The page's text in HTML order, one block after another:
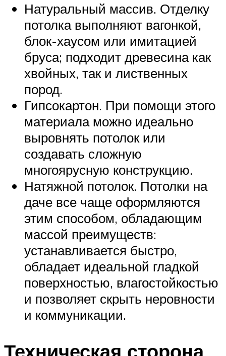
Натуральный массив. Отделку
потолка выполняют вагонкой,
блок-хаусом или имитацией
бруса; подходит древесина как
хвойных, так и лиственных
пород.
Гипсокартон. При помощи этого
материала можно идеально
выровнять потолок или
создавать сложную
многоярусную конструкцию.
Натяжной потолок. Потолки на
даче все чаще оформляются
этим способом, обладающим
массой преимуществ:
устанавливается быстро,
обладает идеальной гладкой
поверхностью, влагостойкостью
и позволяет скрыть неровности
и коммуникации.